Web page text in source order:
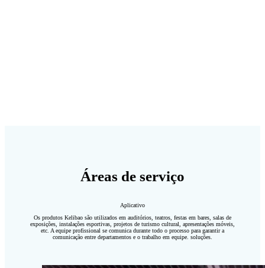
Áreas de serviço
Aplicativo
Os produtos Kelibao são utilizados em auditórios, teatros, festas em bares, salas de
exposições, instalações esportivas, projetos de turismo cultural, apresentações móveis,
etc. A equipe profissional se comunica durante todo o processo para garantir a
comunicação entre departamentos e o trabalho em equipe. soluções.